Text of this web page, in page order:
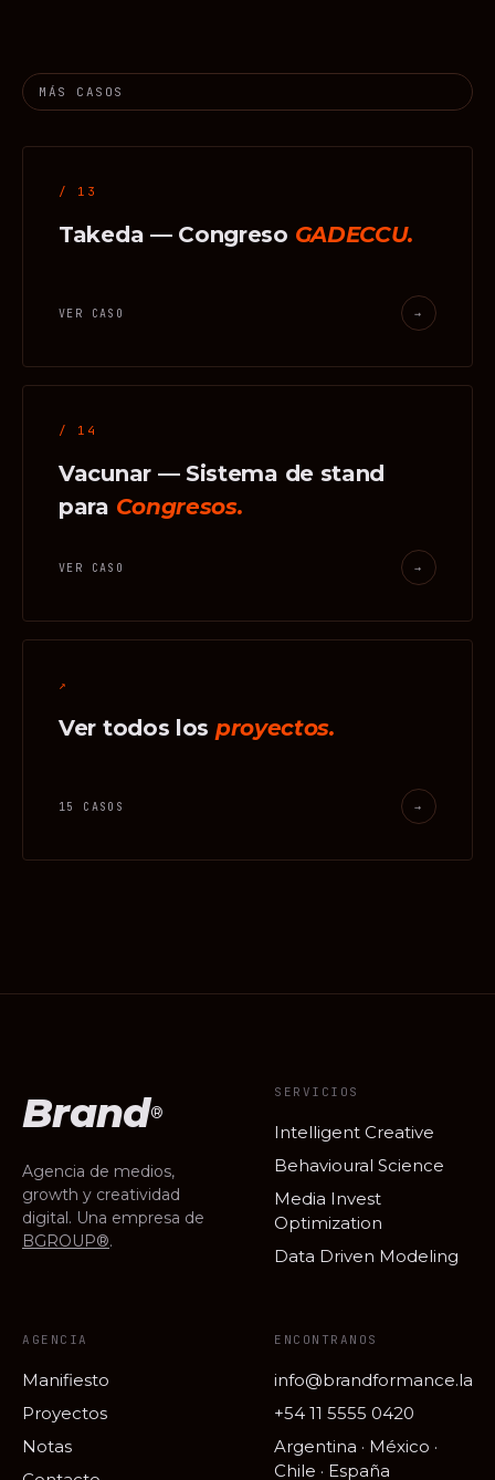
MÁS CASOS
/ 13
Takeda — Congreso GADECCU.
VER CASO →
/ 14
Vacunar — Sistema de stand
para Congresos.
VER CASO →
↗
Ver todos los proyectos.
15 CASOS →
Brand®
Agencia de medios,
growth y creatividad
digital. Una empresa de
BGROUP®.
SERVICIOS
Intelligent Creative
Behavioural Science
Media Invest
Optimization
Data Driven Modeling
AGENCIA
Manifiesto
Proyectos
Notas
ENCONTRANOS
info@brandformance.la
+54 11 5555 0420
Argentina · México ·
Chile · España